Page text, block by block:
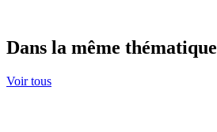
Dans la même thématique
Voir tous